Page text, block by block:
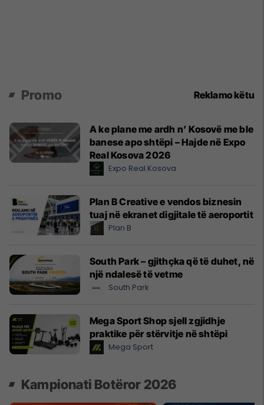
Promo Reklamo këtu
A ke plane me ardh n’ Kosovë me ble
banese apo shtëpi – Hajde në Expo
Real Kosova 2026
Expo Real Kosova
Plan B Creative e vendos biznesin
tuaj në ekranet digjitale të aeroportit
Plan B
South Park – gjithçka që të duhet, në
një ndalesë të vetme
South Park
Mega Sport Shop sjell zgjidhje
praktike për stërvitje në shtëpi
Mega Sport
Kampionati Botëror 2026